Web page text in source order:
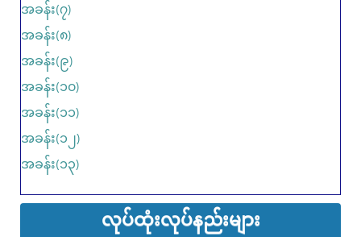
အခန်း(၇)
အခန်း(၈)
အခန်း(၉)
အခန်း(၁၀)
အခန်း(၁၁)
အခန်း(၁၂)
အခန်း(၁၃)
လုပ်ထုံးလုပ်နည်းများ